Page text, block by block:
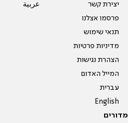
יצירת קשר
פרסמו אצלנו
תנאי שימוש
מדיניות פרטיות
הצהרת נגישות
המייל האדום
עברית
English
عربية
מדורים